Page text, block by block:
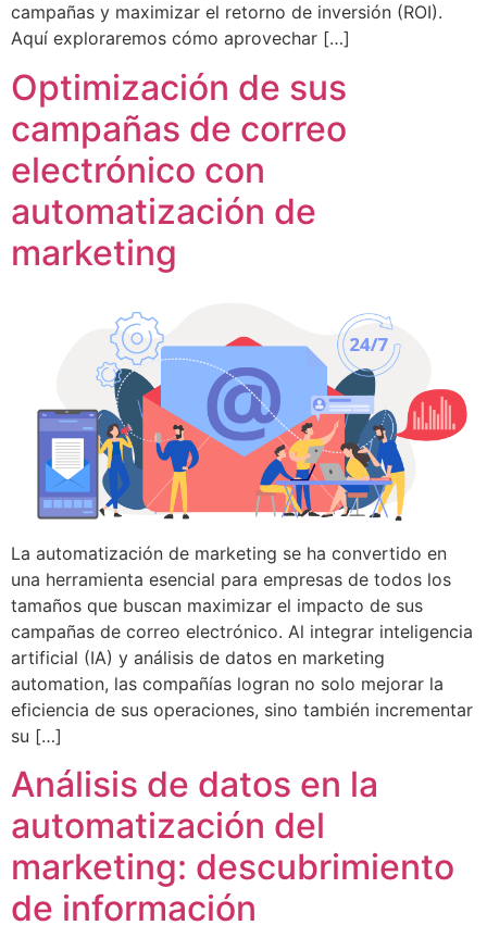
campañas y maximizar el retorno de inversión (ROI).
Aquí exploraremos cómo aprovechar […]
Optimización de sus
campañas de correo
electrónico con
automatización de
marketing
La automatización de marketing se ha convertido en
una herramienta esencial para empresas de todos los
tamaños que buscan maximizar el impacto de sus
campañas de correo electrónico. Al integrar inteligencia
artificial (IA) y análisis de datos en marketing
automation, las compañías logran no solo mejorar la
eficiencia de sus operaciones, sino también incrementar
su […]
Análisis de datos en la
automatización del
marketing: descubrimiento
de información